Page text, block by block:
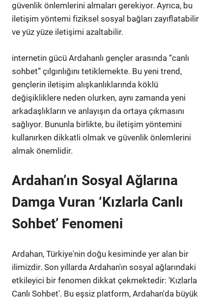
güvenlik önlemlerini almaları gerekiyor. Ayrıca, bu
iletişim yöntemi fiziksel sosyal bağları zayıflatabilir
ve yüz yüze iletişimi azaltabilir.
internetin gücü Ardahanlı gençler arasında “canlı
sohbet” çılgınlığını tetiklemekte. Bu yeni trend,
gençlerin iletişim alışkanlıklarında köklü
değişikliklere neden olurken, aynı zamanda yeni
arkadaşlıkların ve anlayışın da ortaya çıkmasını
sağlıyor. Bununla birlikte, bu iletişim yöntemini
kullanırken dikkatli olmak ve güvenlik önlemlerini
almak önemlidir.
Ardahan’ın Sosyal Ağlarına
Damga Vuran ‘Kızlarla Canlı
Sohbet’ Fenomeni
Ardahan, Türkiye'nin doğu kesiminde yer alan bir
ilimizdir. Son yıllarda Ardahan'ın sosyal ağlarındaki
etkileyici bir fenomen dikkat çekmektedir: 'Kızlarla
Canlı Sohbet'. Bu eşsiz platform, Ardahan'da büyük